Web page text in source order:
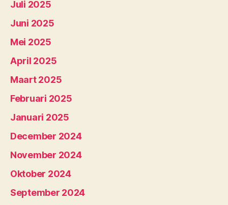
Juli 2025
Juni 2025
Mei 2025
April 2025
Maart 2025
Februari 2025
Januari 2025
December 2024
November 2024
Oktober 2024
September 2024